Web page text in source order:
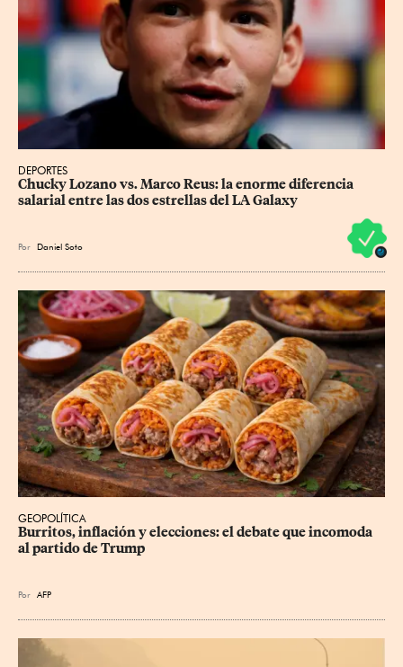
DEPORTES
Chucky Lozano vs. Marco Reus: la enorme diferencia
salarial entre las dos estrellas del LA Galaxy
Por Daniel Soto
GEOPOLÍTICA
Burritos, inflación y elecciones: el debate que incomoda
al partido de Trump
Por AFP